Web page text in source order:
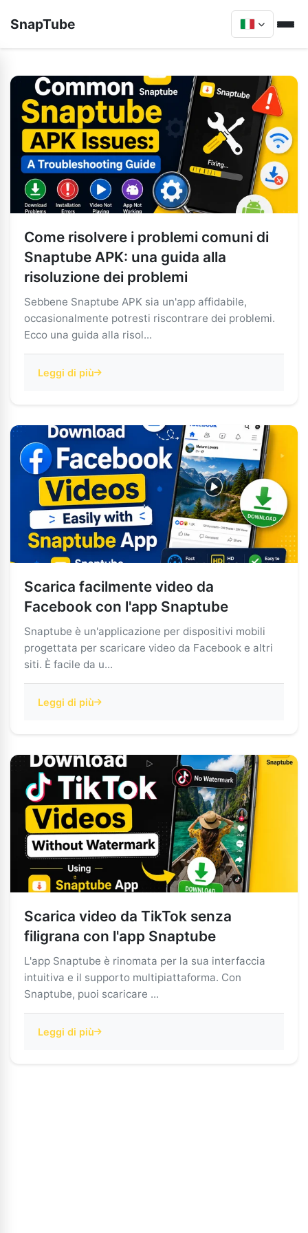
SnapTube
Come risolvere i problemi comuni di
Snaptube APK: una guida alla
risoluzione dei problemi
Sebbene Snaptube APK sia un'app affidabile,
occasionalmente potresti riscontrare dei problemi.
Ecco una guida alla risol...
Leggi di più
Scarica facilmente video da
Facebook con l'app Snaptube
Snaptube è un'applicazione per dispositivi mobili
progettata per scaricare video da Facebook e altri
siti. È facile da u...
Leggi di più
Scarica video da TikTok senza
filigrana con l'app Snaptube
L'app Snaptube è rinomata per la sua interfaccia
intuitiva e il supporto multipiattaforma. Con
Snaptube, puoi scaricare ...
Leggi di più